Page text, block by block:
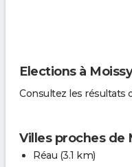
Elections à
Consultez les résultats
Villes proches de
Réau (3.1 km)